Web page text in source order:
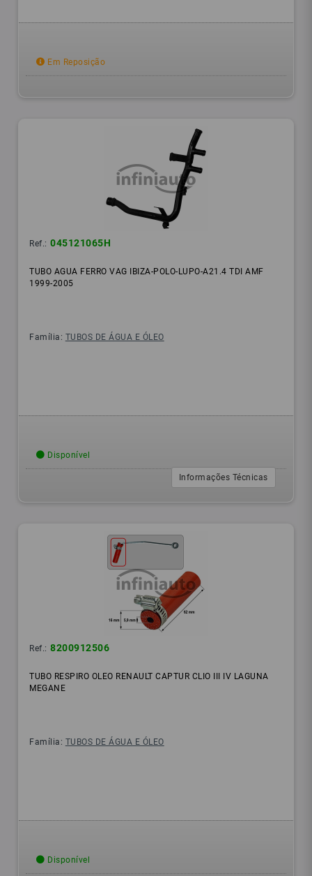
Em Reposição
Ref.: 045121065H
TUBO AGUA FERRO VAG IBIZA-POLO-LUPO-A21.4 TDI AMF
1999-2005
Família: TUBOS DE ÁGUA E ÓLEO
Disponível
Informações Técnicas
Ref.: 8200912506
TUBO RESPIRO OLEO RENAULT CAPTUR CLIO III IV LAGUNA
MEGANE
Família: TUBOS DE ÁGUA E ÓLEO
Disponível